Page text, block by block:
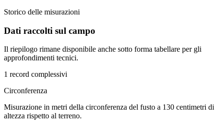
Storico delle misurazioni
Dati raccolti sul campo
Il riepilogo rimane disponibile anche sotto forma tabellare per gli
approfondimenti tecnici.
1 record complessivi
Circonferenza
Misurazione in metri della circonferenza del fusto a 130 centimetri di
altezza rispetto al terreno.